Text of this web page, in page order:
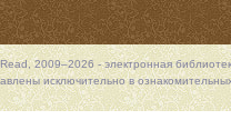
2009–2026 - электронная
исключительно в